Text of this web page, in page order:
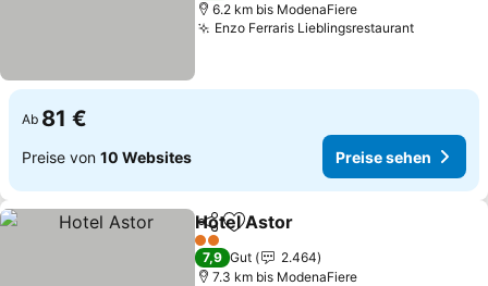
6.2 km bis ModenaFiere
Enzo Ferraris LieblingsrestaurantPreise
Ab 81 €
Preise von 10 Websites Preise sehen
TeilenZu Favoriten hinzufügen
Hotel Astor
2 Sterne
7,9 Gut
2.464
7.3 km bis ModenaFiere